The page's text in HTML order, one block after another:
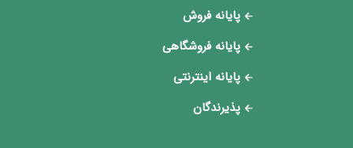
پایانه فروش
پایانه فروشگاهی
پایانه اینترنتی
پذیرندگان